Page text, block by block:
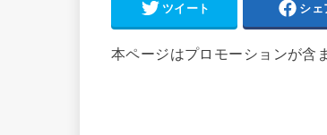
ツイート シェ
本ページはプロモーションが含